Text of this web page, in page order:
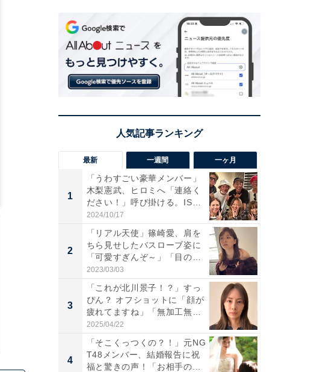
最新 一週間 一ヶ月
1
「うわすごい豪華メンバー」
木梨憲武、ヒロミへ「連絡く
ださい！」呼び掛ける。IS
S...
2024/10/17
2
「リアル天使」篠崎愛、肩を
ちら見せしたバスローブ姿に
「可愛すぎんぞ～」「目の表
情...
2023/03/03
3
「これが北川景子！？」すっ
ぴん？ オフショットに「顔が
疲れてますね」「無加工無
表...
2025/04/22
4
「そこくっつくの？！」元NG
T48メンバー、結婚報告に祝
福と驚きの声！「お相手の...